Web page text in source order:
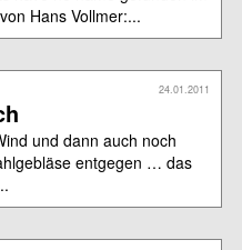
Hans Vollmer:...
24.01.2011
und dann auch noch
entgegen … das